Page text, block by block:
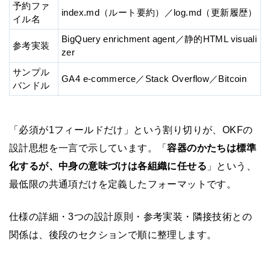
予約ファ
イル名
index.md（ルート要約）／log.md（更新履歴）
参考実装
BigQuery enrichment agent／静的HTML visuali
zer
サンプル
バンドル
GA4 e-commerce／Stack Overflow／Bitcoin
「必須が1フィールドだけ」という割り切りが、OKFの
設計思想を一言で示しています。「容器のかたちは標準
化するが、中身の意味づけは各組織に任せる 」という、
最低限の共通項だけを定義したフォーマットです。
仕様の詳細・3つの設計原則・参考実装・隣接技術との
関係は、後段のセクションで順に整理します。